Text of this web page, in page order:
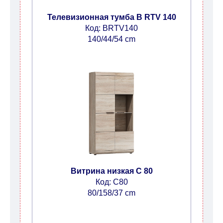
Телевизионная тумба B RTV 140
Код: BRTV140
140/44/54 cm
Витрина низкая C 80
Код: C80
80/158/37 cm